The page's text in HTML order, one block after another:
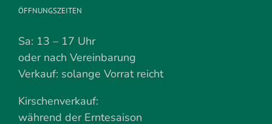
ÖFFNUNGSZEITEN
Sa: 13 – 17 Uhr
oder nach Vereinbarung
Verkauf: solange Vorrat reicht
Kirschenverkauf:
während der Erntesaison